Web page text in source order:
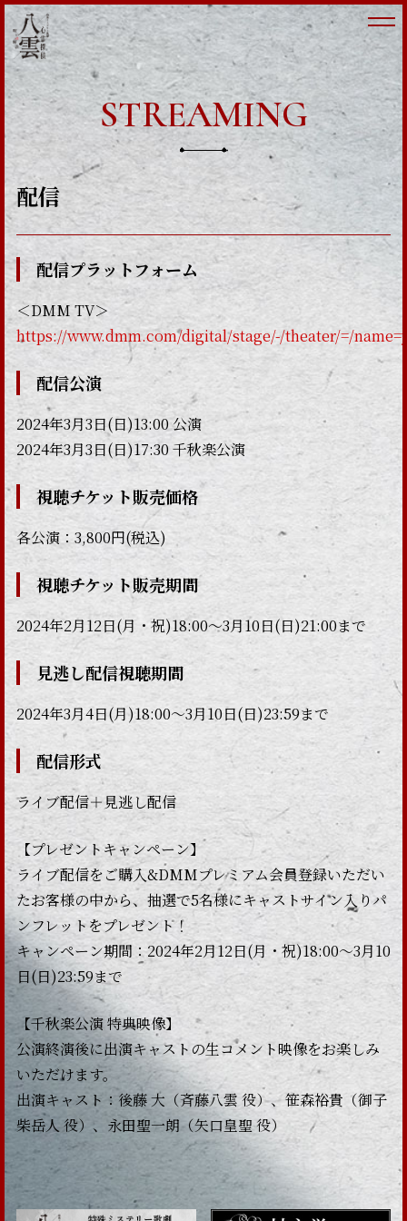
STREAMING
配信
配信プラットフォーム
＜DMM TV＞
https://www.dmm.com/digital/stage/-/theater/=/
配信公演
2024年3月3日(日)13:00 公演
2024年3月3日(日)17:30 千秋楽公演
視聴チケット販売価格
各公演：3,800円(税込)
視聴チケット販売期間
2024年2月12日(月・祝)18:00～3月10日(日)21:00まで
見逃し配信視聴期間
2024年3月4日(月)18:00～3月10日(日)23:59まで
配信形式
ライブ配信＋見逃し配信
【プレゼントキャンペーン】
ライブ配信をご購入&DMMプレミアム会員登録いただい
たお客様の中から、抽選で5名様にキャストサイン入りパ
ンフレットをプレゼント！
キャンペーン期間：2024年2月12日(月・祝)18:00～3月10
日(日)23:59まで
【千秋楽公演 特典映像】
公演終演後に出演キャストの生コメント映像をお楽しみ
いただけます。
出演キャスト：後藤 大（斉藤八雲 役）、笹森裕貴（御子
柴岳人 役）、永田聖一朗（矢口皇聖 役）